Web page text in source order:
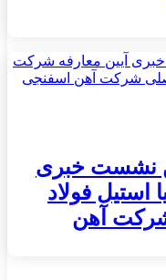
نشست خبری
استیل فولاد
آهن